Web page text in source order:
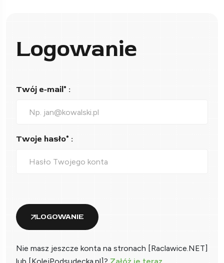
Logowanie
Twój e-mail* :
Twoje hasło* :
LOGOWANIE
Nie masz jeszcze konta na stronach [Raclawice.NET]